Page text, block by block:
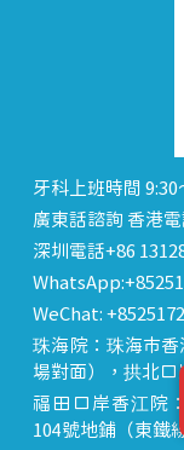
牙科上班時間 9:30
廣東話諮詢 香港
深圳電話+86
WeChat:
珠海院：珠海市香
場對面），拱北口
福田口岸香江院
104號地鋪（東鐵